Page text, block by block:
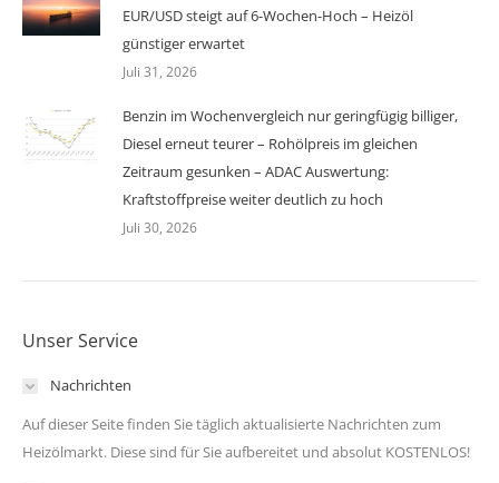
EUR/USD steigt auf 6-Wochen-Hoch – Heizöl
günstiger erwartet
Juli 31, 2026
Benzin im Wochenvergleich nur geringfügig billiger,
Diesel erneut teurer – Rohölpreis im gleichen
Zeitraum gesunken – ADAC Auswertung:
Kraftstoffpreise weiter deutlich zu hoch
Juli 30, 2026
Unser Service
Nachrichten
Auf dieser Seite finden Sie täglich aktualisierte Nachrichten zum
Heizölmarkt. Diese sind für Sie aufbereitet und absolut KOSTENLOS!